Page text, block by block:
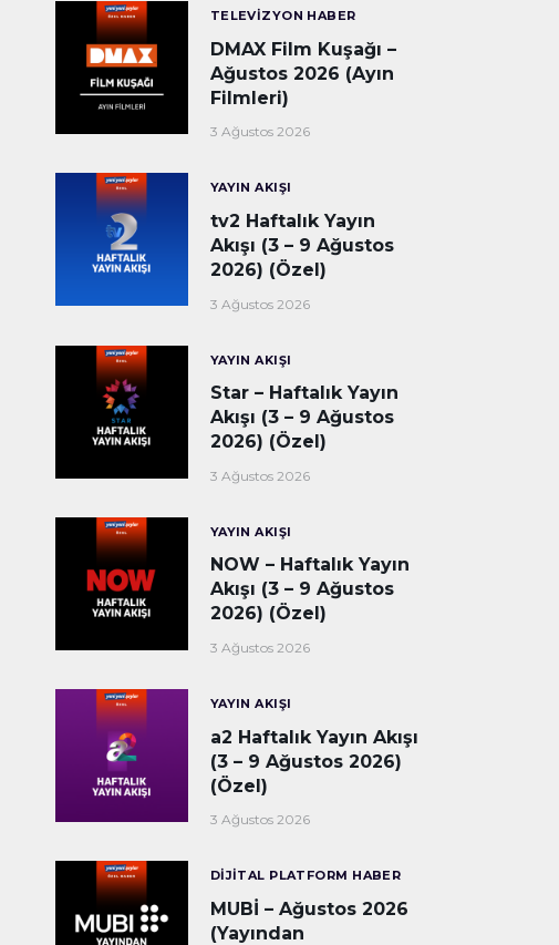
TELEVIZYON HABER
DMAX Film Kuşağı –
Ağustos 2026 (Ayın
Filmleri)
3 Ağustos 2026
YAYIN AKIŞI
tv2 Haftalık Yayın
Akışı (3 – 9 Ağustos
2026) (Özel)
3 Ağustos 2026
YAYIN AKIŞI
Star – Haftalık Yayın
Akışı (3 – 9 Ağustos
2026) (Özel)
3 Ağustos 2026
YAYIN AKIŞI
NOW – Haftalık Yayın
Akışı (3 – 9 Ağustos
2026) (Özel)
3 Ağustos 2026
YAYIN AKIŞI
a2 Haftalık Yayın Akışı
(3 – 9 Ağustos 2026)
(Özel)
3 Ağustos 2026
DIJITAL PLATFORM HABER
MUBİ – Ağustos 2026
(Yayından